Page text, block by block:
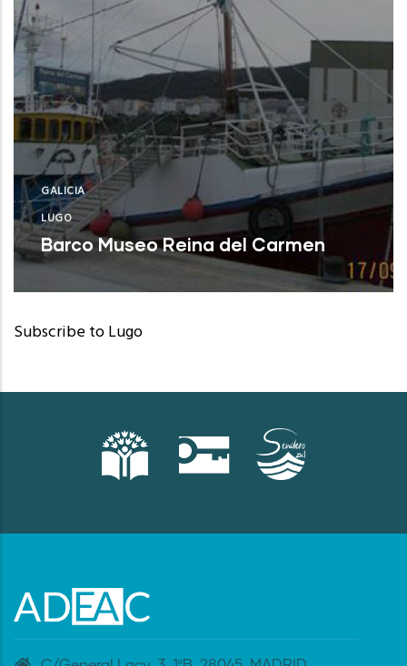
GALICIA
LUGO
Barco Museo Reina del Carmen
Burela (Lugo)
Subscribe to Lugo